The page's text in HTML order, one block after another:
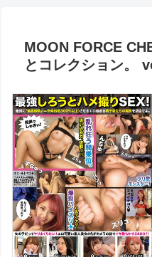
MOON FORCE
とコレクション。